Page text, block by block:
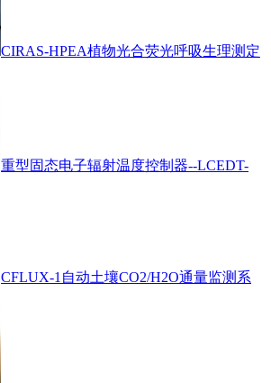
CIRAS-HPEA植物光合荧光呼吸生理测定
重型固态电子辐射温度控制器--LCEDT-
CFLUX-1自动土壤CO2/H2O通量监测系